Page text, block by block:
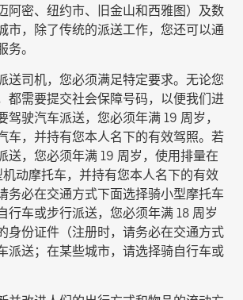
阿密、纽约市、旧金山和西雅图）及数
市，除了传统的派送工作，您还可以通
。
送司机，您必须满足特定要求。无论您
都需要提交社会保障号码，以便我们进
驾驶汽车派送，您必须年满 19 周岁，
车，并持有您本人名下的有效驾照。若
送，您必须年满 19 周岁，使用排量在
动摩托车，并持有您本人名下的有效
务必在交通方式下面选择骑小型摩托车
行车或步行派送，您必须年满 18 周岁
身份证件（注册时，请务必在交通方式
派送；在某些城市，请选择骑自行车或